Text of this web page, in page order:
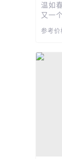
温如
又一
到这
参考